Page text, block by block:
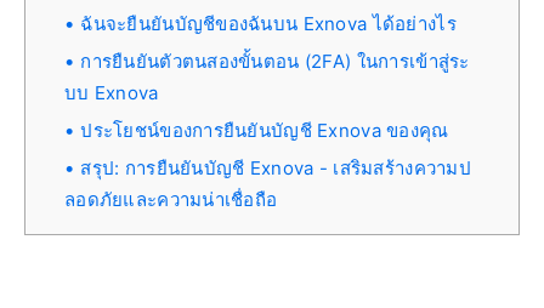
ฉันจะยืนยันบัญชีของฉันบน Exnova ได้อย่างไร
การยืนยันตัวตนสองขั้นตอน (2FA) ในการเข้าสู่ระ
บบ Exnova
ประโยชน์ของการยืนยันบัญชี Exnova ของคุณ
สรุป: การยืนยันบัญชี Exnova - เสริมสร้างความป
ลอดภัยและความน่าเชื่อถือ